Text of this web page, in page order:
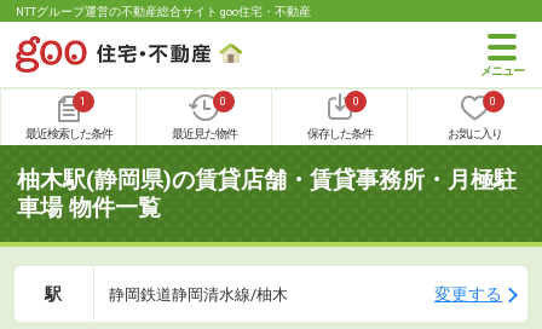
NTTグループ運営の不動産総合サイト goo住宅・不動産
1
最近検索した条件
0
最近見た物件
0
保存した条件
0
お気に入り
柚木駅(静岡県)の賃貸店舗・賃貸事務所・月極駐
車場 物件一覧
駅 静岡鉄道静岡清水線/柚木 変更する